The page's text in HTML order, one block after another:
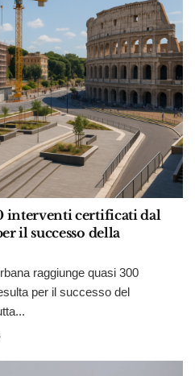
interventi certificati dal
il successo della
raggiunge quasi 300
per il successo del